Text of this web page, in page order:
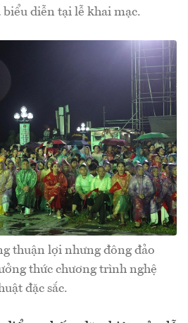
diễn tại lễ khai mạc.
thuận lợi nhưng đông đảo
thức chương trình nghệ
đặc sắc.